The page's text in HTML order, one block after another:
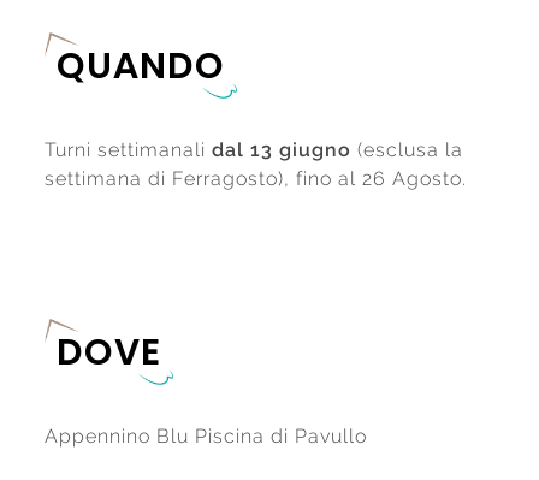
QUANDO
Turni settimanalidal 13 giugno (esclusa la
settimana di Ferragosto), fino al 26 Agosto.
DOVE
Appennino Blu Piscina di Pavullo